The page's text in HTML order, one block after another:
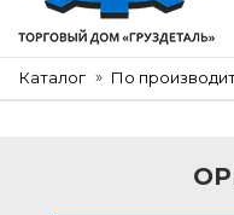
Каталог По